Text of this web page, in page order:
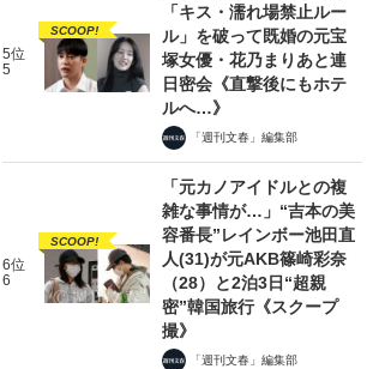
5位
5
SCOOP!
「キス・濡れ場禁止ルー
ル」を破って既婚の元宝
塚女優・花乃まりあと連
日密会《直撃後にもホテ
ルへ…》
「週刊文春」編集部
6位
6
SCOOP!
「元カノアイドルとの複
雑な事情が…」“吉本の美
容番長”レインボー池田直
人(31)が元AKB篠崎彩奈
（28）と2泊3日“超親
密”韓国旅行《スクープ
撮》
「週刊文春」編集部